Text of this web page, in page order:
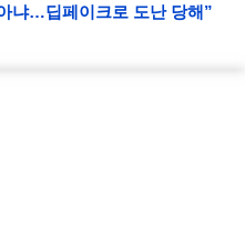
냐…딥페이크로 도난 당해”